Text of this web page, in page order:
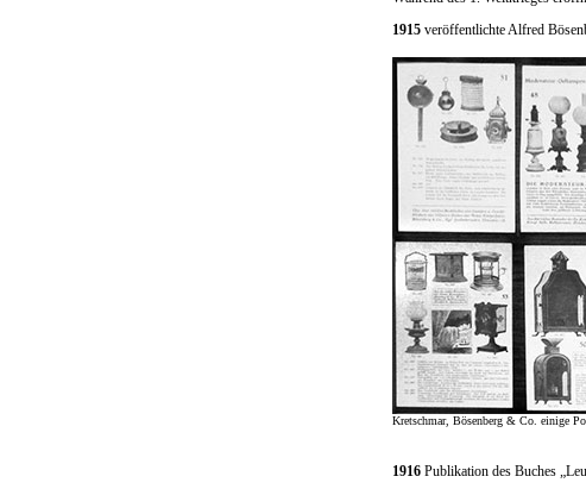
1915 veröffentlichte Alfred
Kretschmar, Bösenberg & Co. einige
1916 Publikation des Buches